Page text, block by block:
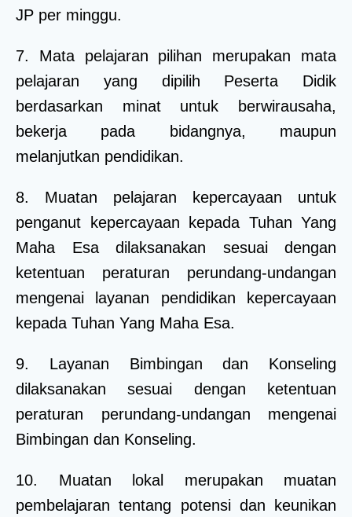
JP per minggu.
7. Mata pelajaran pilihan merupakan mata
pelajaran yang dipilih Peserta Didik
berdasarkan minat untuk berwirausaha,
bekerja pada bidangnya, maupun
melanjutkan pendidikan.
8. Muatan pelajaran kepercayaan untuk
penganut kepercayaan kepada Tuhan Yang
Maha Esa dilaksanakan sesuai dengan
ketentuan peraturan perundang-undangan
mengenai layanan pendidikan kepercayaan
kepada Tuhan Yang Maha Esa.
9. Layanan Bimbingan dan Konseling
dilaksanakan sesuai dengan ketentuan
peraturan perundang-undangan mengenai
Bimbingan dan Konseling.
10. Muatan lokal merupakan muatan
pembelajaran tentang potensi dan keunikan